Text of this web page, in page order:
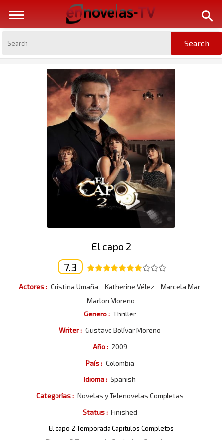
El capo 2
7.3
Actores : Cristina Umaña Katherine Vélez
Marcela Mar
Marlon Moreno
Genero : Thriller
Writer : Gustavo Bolívar Moreno
Año : 2009
País : Colombia
Idioma : Spanish
Categorías : Novelas y Telenovelas Completas
Status : Finished
El capo 2 Temporada Capitulos Completos